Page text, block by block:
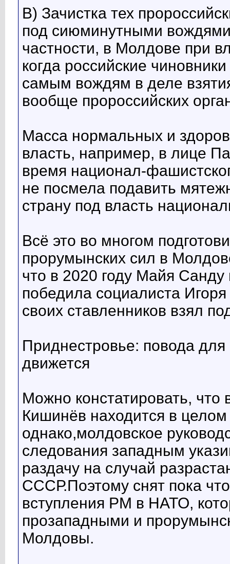
В) Зачистка тех
под сиюминутными вождями
частности, в Молдове при
когда российские
самым вождям в деле
вообще пророссийских
Масса нормальных и
власть, например, в лице
время национал-
не посмела подавить
страну под власть
Всё это во многом
прорумынских сил в
что в 2020 году Майя
победила социалиста
своих ставленников взял
Приднестровье: повода
движется
Можно констатировать,
Кишинёв находится в
однако,молдовское
следования западным
раздачу на случай
СССР.Поэтому снят пока
вступления РМ в НАТО,
прозападными и
Молдовы.